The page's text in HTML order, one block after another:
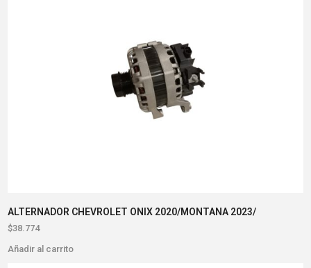
ALTERNADOR CHEVROLET ONIX 2020/MONTANA 2023/
$38.774
Añadir al carrito